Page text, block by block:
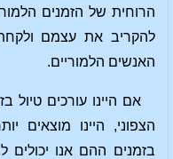
הרוחית של הזמנים
להקריב את עצמם
האנשים הלמוריים.
אם היינו עורכים טיול
הצפוני, היינו מוצאים
בזמנים ההם אנו יכולים